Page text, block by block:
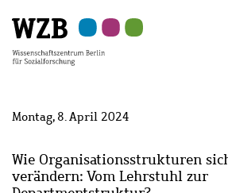
Hauptinhalt
springen
Navigation
springen
Suche
springen
Sekundärnavigation
springen
Fußzeile
springen
Montag, 8. April 2024
Wie Organisationsstrukturen
verändern: Vom Lehrstuhl zur